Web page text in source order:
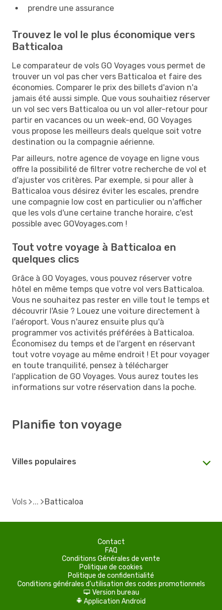
prendre une assurance
Trouvez le vol le plus économique vers
Batticaloa
Le comparateur de vols GO Voyages vous permet de
trouver un vol pas cher vers Batticaloa et faire des
économies. Comparer le prix des billets d'avion n'a
jamais été aussi simple. Que vous souhaitiez réserver
un vol sec vers Batticaloa ou un vol aller-retour pour
partir en vacances ou un week-end, GO Voyages
vous propose les meilleurs deals quelque soit votre
destination ou la compagnie aérienne.
Par ailleurs, notre agence de voyage en ligne vous
offre la possibilité de filtrer votre recherche de vol et
d'ajuster vos critères. Par exemple, si pour aller à
Batticaloa vous désirez éviter les escales, prendre
une compagnie low cost en particulier ou n'afficher
que les vols d'une certaine tranche horaire, c'est
possible avec GOVoyages.com !
Tout votre voyage à Batticaloa en
quelques clics
Grâce à GO Voyages, vous pouvez réserver votre
hôtel en même temps que votre vol vers Batticaloa.
Vous ne souhaitez pas rester en ville tout le temps et
découvrir l'Asie ? Louez une voiture directement à
l'aéroport. Vous n'aurez ensuite plus qu'à
programmer vos activités préférées à Batticaloa.
Économisez du temps et de l'argent en réservant
tout votre voyage au même endroit ! Et pour voyager
en toute tranquilité, pensez à télécharger
l'application de GO Voyages. Vous aurez toutes les
informations sur votre réservation dans la poche.
Planifie ton voyage
Villes populaires
Vols Batticaloa
Contact
FAQ
Conditions Générales de vente
Politique de cookies
Politique de confidentialité
Conditions générales d'utilisation des codes promotionnels
d Version bureau
A Application Android